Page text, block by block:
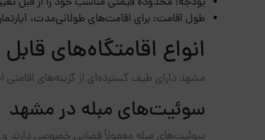
طول اقامت: برای اقامت‌های طولانی‌مدت،
انواع اقامتگاه‌های
مشهد دارای طیف گسترده‌ای از گزینه‌های
سوئیت‌های مبله در مشهد
سوئیت‌های مبله معمولاً فضایی خصوصی دارند